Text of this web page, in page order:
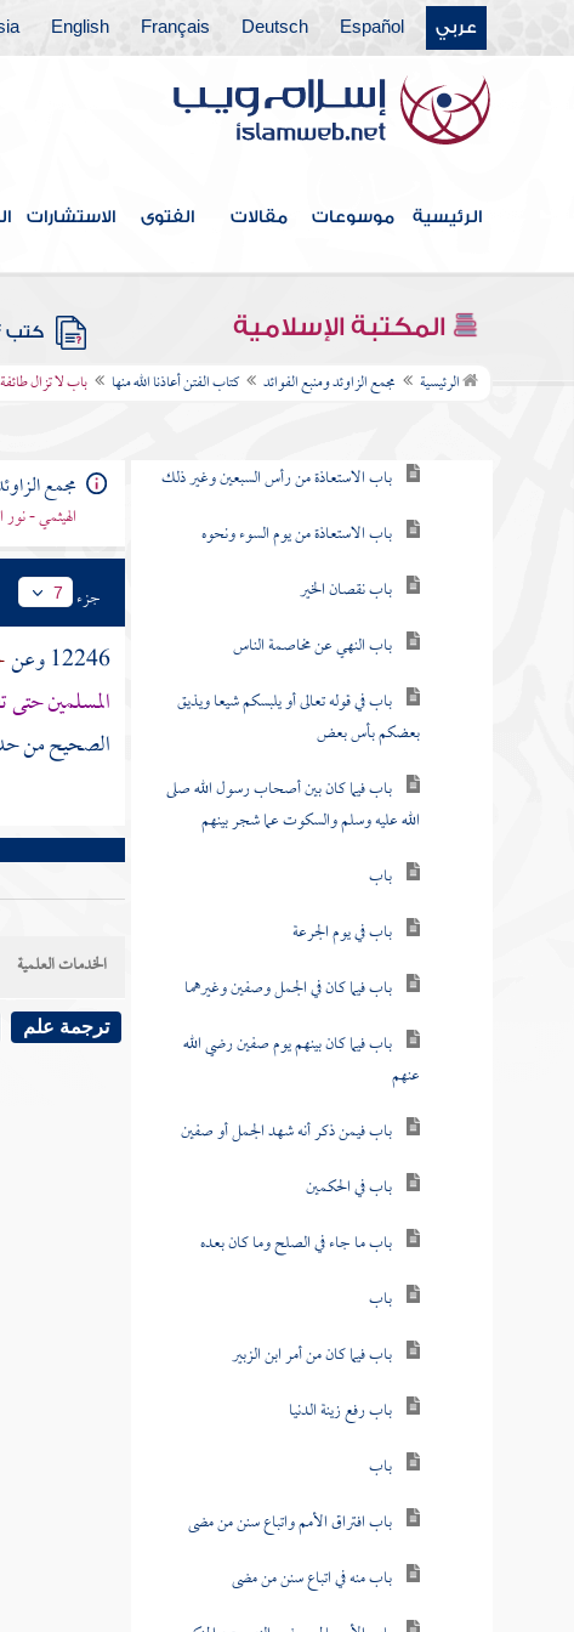
عربي Español
Deutsch
Français
English
الرئيسية موسوعات مقالات الفتوى الاستشارات
المكتبة الإسلامية كتب PDF
الرئيسية مجمع الزاوئد ومنبع الفوائد كتاب الفتن أعاذنا الله منها باب لا تزال
كتاب قتال أهل البغي
كتاب الحدود والديات
كتاب الديات
كتاب التفسير
كتاب التعبير
كتاب القدر
كتاب الفتن أعاذنا الله منها
باب الاستعاذة من رأس السبعين وغير ذلك
باب الاستعاذة من يوم السوء ونحوه
باب نقصان الخير
باب النهي عن مخاصمة الناس
باب في قوله تعالى أو يلبسكم شيعا ويذيق
بعضكم بأس بعض
باب فيما كان بين أصحاب رسول الله صلى
الله عليه وسلم والسكوت عما شجر بينهم
باب
باب في يوم الجرعة
باب فيما كان في الجمل وصفين وغيرهما
باب فيما كان بينهم يوم صفين رضي الله
عنهم
باب فيمن ذكر أنه شهد الجمل أو صفين
باب في الحكمين
باب ما جاء في الصلح وما كان بعده
باب
باب فيما كان من أمر ابن الزبير
باب رفع زينة الدنيا
باب
باب افتراق الأمم واتباع سنن من مضى
باب منه في اتباع سنن من مضى
مجمع
الهيثمي -
جزء 7
12246 وعن
المسلمين حتى
الصحيح من
الخدمات العلمية
ترجمة علم